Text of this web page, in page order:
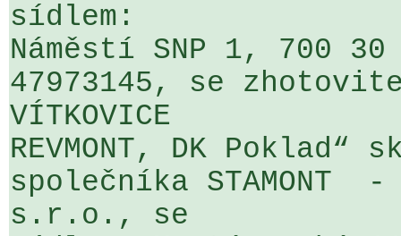
sídlem:
Náměstí SNP 1, 700
47973145, se
VÍTKOVICE
REVMONT, DK
společníka STAMONT  -
s.r.o., se